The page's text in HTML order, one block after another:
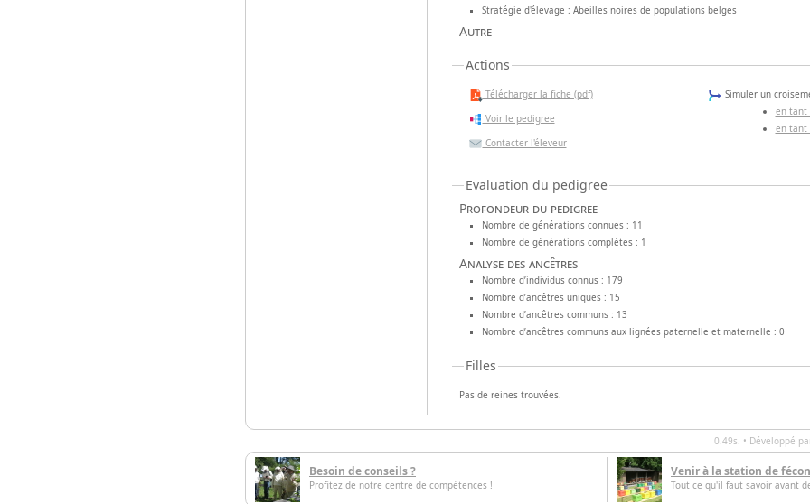
Stratégie d'élevage : Abeilles noires de populations belges
Autre
Actions
Télécharger la fiche (pdf)
Voir le pedigree
Contacter l'éleveur
Simuler un
en tant
en tant
Evaluation du pedigree
Profondeur du pedigree
Nombre de générations connues : 11
Nombre de générations complètes : 1
Analyse des ancêtres
Nombre d’individus connus : 179
Nombre d’ancêtres uniques : 15
Nombre d’ancêtres communs : 13
Nombre d’ancêtres communs aux lignées paternelle et maternelle : 0
Filles
Pas de reines trouvées.
0.49s. • Développé
Besoin de conseils ?
Profitez de notre centre de compétences !
Venir à la station de
Tout ce qu'il faut savoir avant